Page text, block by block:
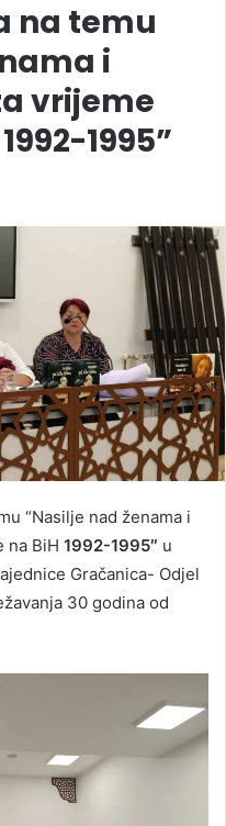
na temu
i
vrijeme
1995”
“Nasilje nad ženama i
na BiH 1992-1995″ u
Gračanica- Odjel
30 godina od